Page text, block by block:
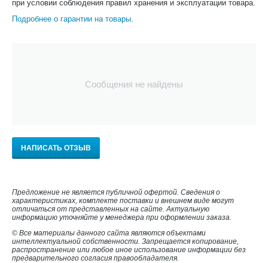
при условии соблюдения правил хранения и эксплуатации товара.
Подробнее о гарантии на товары.
Сообщения не найдены
НАПИСАТЬ ОТЗЫВ
Предложение не является публичной офертой. Сведения о
характеристиках, комплекте поставки и внешнем виде могут
отличаться от представленных на сайте. Актуальную
информацию уточняйте у менеджера при оформлении заказа.
© Все материалы данного сайта являются объектами
интеллектуальной собственности. Запрещается копирование,
распространение или любое иное использование информации без
предварительного согласия правообладателя.